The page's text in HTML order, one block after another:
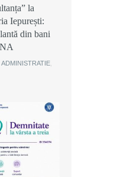
la
Iepurești:
din bani
ADMINISTRATIE
la
Iepurești:
din bani
ADMINISTRATIE
la
Iepurești:
din bani
ADMINISTRATIE
comunei